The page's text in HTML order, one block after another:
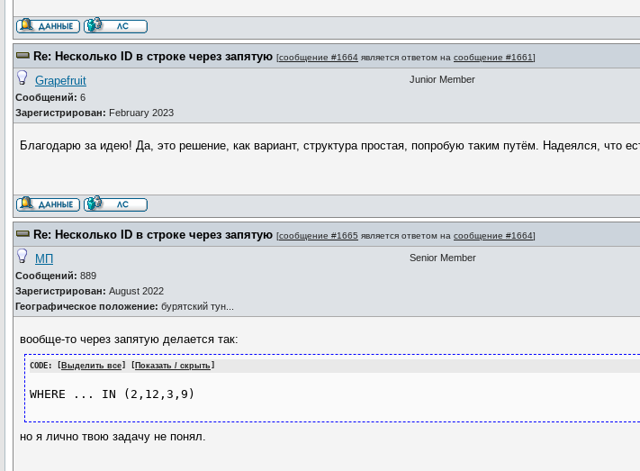
Re: Несколько ID в строке через запятую [сообщение #1664 является ответом на сообщение #1661]
Grapefruit
Сообщений: 6
Зарегистрирован: February 2023
Junior Member
Благодарю за идею! Да, это решение, как вариант, структура простая, попробую таким путём. Надеялся, что
Re: Несколько ID в строке через запятую [сообщение #1665 является ответом на сообщение #1664]
МП
Сообщений: 889
Зарегистрирован: August 2022
Географическое положение: бурятский тун...
Senior Member
вообще-то через запятую делается так:
CODE: [ Выделить все] [ Показать / скрыть ]
WHERE ... IN (2,12,3,9)
но я лично твою задачу не понял.